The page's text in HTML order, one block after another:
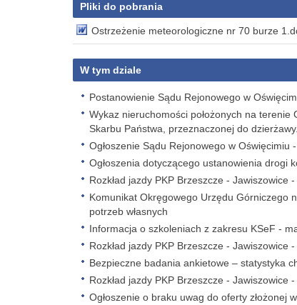
Pliki do pobrania
Ostrzeżenie meteorologiczne nr 70 burze
W tym dziale
Postanowienie Sądu Rejonowego w
Wykaz nieruchomości położonych na terenie
Skarbu Państwa, przeznaczonej do dzierżawy.
Ogłoszenie Sądu Rejonowego w Oświęcimiu
Ogłoszenia dotyczącego ustanowienia drogi
Rozkład jazdy PKP Brzeszcze - Jawiszowice
Komunikat Okręgowego Urzędu Górniczego
potrzeb własnych
Informacja o szkoleniach z zakresu KSeF -
Rozkład jazdy PKP Brzeszcze - Jawiszowice
Bezpieczne badania ankietowe – statystyka
Rozkład jazdy PKP Brzeszcze - Jawiszowice
Ogłoszenie o braku uwag do oferty złożonej